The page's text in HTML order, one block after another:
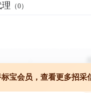
理 （0）
宝会员，查看更多招采